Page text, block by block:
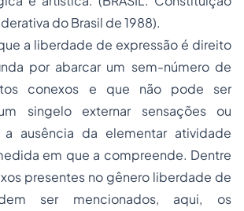
do Brasil de 1988).
a liberdade de expressão é direito
por abarcar um sem-número de
conexos e que não pode ser
singelo externar sensações ou
ausência da elementar atividade
em que a compreende. Dentre
presentes no gênero liberdade de
ser mencionados, aqui, os